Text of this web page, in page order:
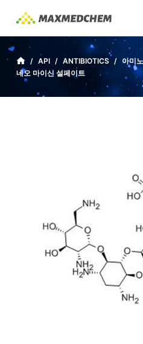
i
p
/ API / ANTIBIOTICS / 아미
네오 마이신 설페이트